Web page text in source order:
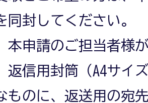
同封してください。
本申請のご担当者様
返信用封筒（A4サイ
ものに、返送用の宛